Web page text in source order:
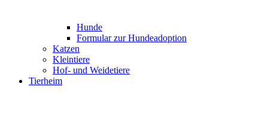
Hunde
Formular zur Hundeadoption
Katzen
Kleintiere
Hof- und Weidetiere
Tierheim